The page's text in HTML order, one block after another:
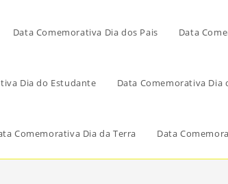
Data Comemorativa Dia dos Pais Data
Dia do Estudante Data Comemorativa Dia
Comemorativa Dia da Terra Data